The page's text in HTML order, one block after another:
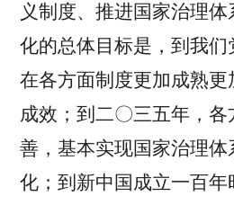
义制度、推进国家治理
化的总体目标是，到我们
在各方面制度更加成熟更
成效；到二〇三五年，
善，基本实现国家治理
化；到新中国成立一百